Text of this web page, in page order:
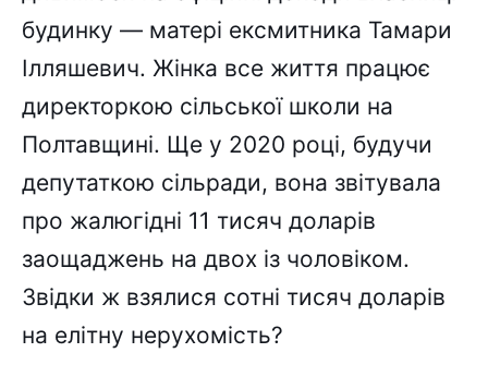
будинку — матері ексмитника Тамари
Ілляшевич. Жінка все життя працює
директоркою сільської школи на
Полтавщині. Ще у 2020 році, будучи
депутаткою сільради, вона звітувала
про жалюгідні 11 тисяч доларів
заощаджень на двох із чоловіком.
Звідки ж взялися сотні тисяч доларів
на елітну нерухомість?